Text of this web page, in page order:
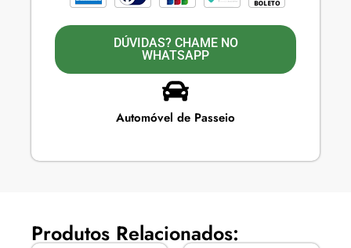
DÚVIDAS? CHAME NO
WHATSAPP
Automóvel de Passeio
Produtos Relacionados: